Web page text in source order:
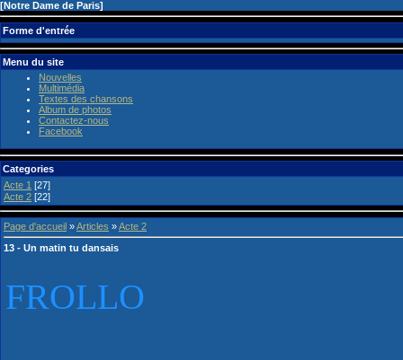
[Notre Dame de Paris]
Forme d'entrée
Menu du site
Nouvelles
Multimédia
Textes des chansons
Album de photos
Contactez-nous
Facebook
Categories
Acte 1 [27]
Acte 2 [22]
Page d'accueil »Articles »Acte 2
13 - Un matin tu dansais
FROLLO